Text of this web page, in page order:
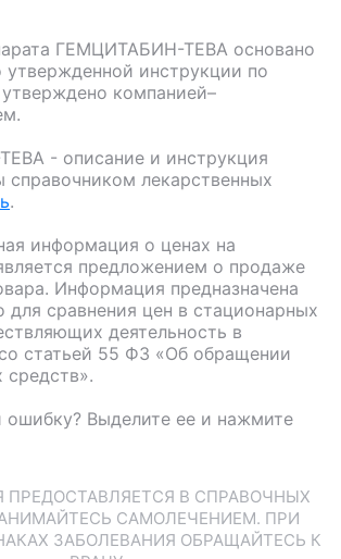
ГЕМЦИТАБИН-ТЕВА основано
утвержденной инструкции по
компанией–
- описание и инструкция
справочником лекарственных
.
информация о ценах на
предложением о продаже
Информация предназначена
для сравнения цен в стационарных
деятельность в
статьей 55 ФЗ «Об обращении
средств».
ошибку? Выделите ее и нажмите
В СПРАВОЧНЫХ
САМОЛЕЧЕНИЕМ. ПРИ
ЗАБОЛЕВАНИЯ ОБРАЩАЙТЕСЬ К